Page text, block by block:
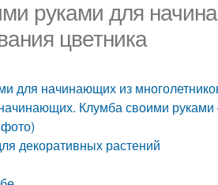
руками для
цветника
для начинающих из
Клумба своими
декоративных растений